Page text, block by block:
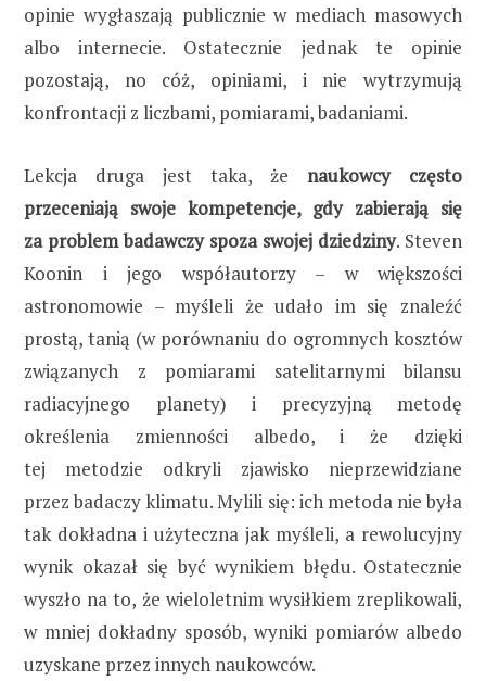
opinie wygłaszają publicznie w mediach masowych
albo internecie. Ostatecznie jednak te opinie
pozostają, no cóż, opiniami, i nie wytrzymują
konfrontacji z liczbami, pomiarami, badaniami.
Lekcja druga jest taka, że naukowcy często
przeceniają swoje kompetencje, gdy zabierają się
za problem badawczy spoza swojej dziedziny. Steven
Koonin i jego współautorzy – w większości
astronomowie – myśleli że udało im się znaleźć
prostą, tanią (w porównaniu do ogromnych kosztów
związanych z pomiarami satelitarnymi bilansu
radiacyjnego planety) i precyzyjną metodę
określenia zmienności albedo, i że dzięki
tej metodzie odkryli zjawisko nieprzewidziane
przez badaczy klimatu. Mylili się: ich metoda nie była
tak dokładna i użyteczna jak myśleli, a rewolucyjny
wynik okazał się być wynikiem błędu. Ostatecznie
wyszło na to, że wieloletnim wysiłkiem zreplikowali,
w mniej dokładny sposób, wyniki pomiarów albedo
uzyskane przez innych naukowców.